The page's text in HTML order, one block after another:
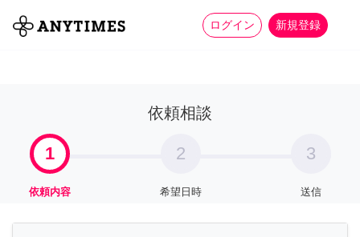
ログイン 新規登録
全て 家事 more_horiz
依頼相談
1
依頼内容
2
希望日時
3
送信